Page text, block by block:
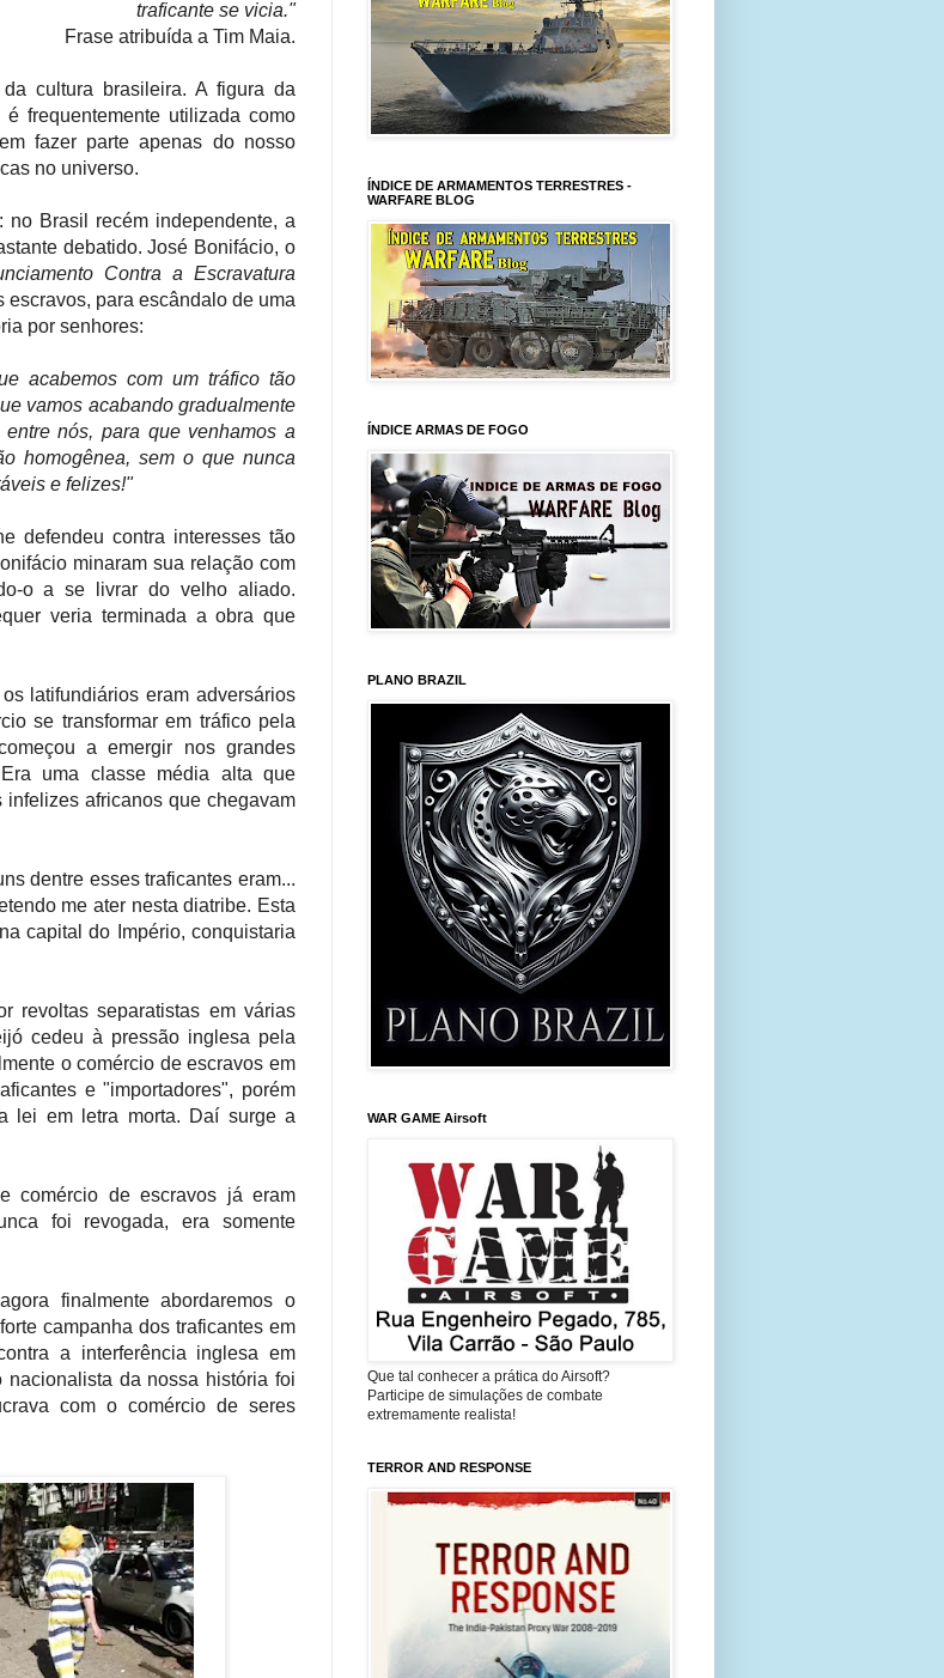
traficante se vicia."
Frase atribuída a Tim Maia.
cultura brasileira. A figura da
frequentemente utilizada como
fazer parte apenas do nosso
no universo.
Brasil recém independente, a
debatido. José Bonifácio, o
Contra a Escravatura
para escândalo de uma
por senhores:
acabemos com um tráfico tão
vamos acabando gradualmente
nós, para que venhamos a
homogênea, sem o que nunca
e felizes!"
defendeu contra interesses tão
minaram sua relação com
o a se livrar do velho aliado.
veria terminada a obra que
latifundiários eram adversários
se transformar em tráfico pela
a emergir nos grandes
uma classe média alta que
africanos que chegavam
dentre esses traficantes eram...
me ater nesta diatribe. Esta
capital do Império, conquistaria
revoltas separatistas em várias
cedeu à pressão inglesa pela
o comércio de escravos em
e "importadores", porém
lei em letra morta. Daí surge a
comércio de escravos já eram
foi revogada, era somente
finalmente abordaremos o
campanha dos traficantes em
a interferência inglesa em
nacionalista da nossa história foi
com o comércio de seres
ÍNDICE DE ARMAMENTOS TERRESTRES -
WARFARE BLOG
ÍNDICE ARMAS DE FOGO
PLANO BRAZIL
WAR GAME Airsoft
Que tal conhecer a prática do Airsoft?
Participe de simulações de combate
extremamente realista!
TERROR AND RESPONSE